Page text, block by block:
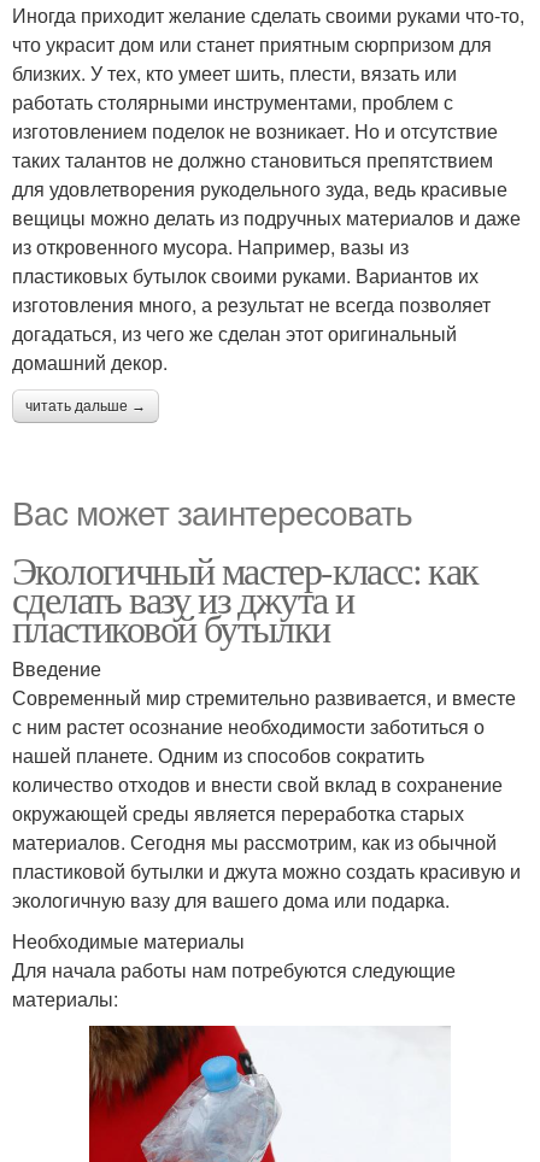
Иногда приходит желание сделать своими руками что-то,
что украсит дом или станет приятным сюрпризом для
близких. У тех, кто умеет шить, плести, вязать или
работать столярными инструментами, проблем с
изготовлением поделок не возникает. Но и отсутствие
таких талантов не должно становиться препятствием
для удовлетворения рукодельного зуда, ведь красивые
вещицы можно делать из подручных материалов и даже
из откровенного мусора. Например, вазы из
пластиковых бутылок своими руками. Вариантов их
изготовления много, а результат не всегда позволяет
догадаться, из чего же сделан этот оригинальный
домашний декор.
читать дальше →
Вас может заинтересовать
Экологичный мастер-класс: как
сделать вазу из джута и
пластиковой бутылки
Введение
Современный мир стремительно развивается, и вместе
с ним растет осознание необходимости заботиться о
нашей планете. Одним из способов сократить
количество отходов и внести свой вклад в сохранение
окружающей среды является переработка старых
материалов. Сегодня мы рассмотрим, как из обычной
пластиковой бутылки и джута можно создать красивую и
экологичную вазу для вашего дома или подарка.
Необходимые материалы
Для начала работы нам потребуются следующие
материалы: